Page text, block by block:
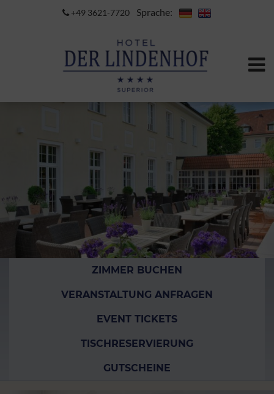
+49 3621-7720 Sprache:
ZIMMER BUCHEN
VERANSTALTUNG ANFRAGEN
EVENT TICKETS
TISCHRESERVIERUNG
GUTSCHEINE